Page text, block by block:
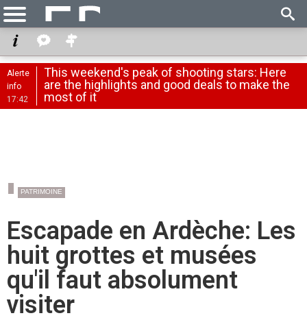
Alerte
info
17:42
This weekend's peak of shooting stars: Here
are the highlights and good deals to make the
most of it
PATRIMOINE
Escapade en Ardèche: Les
huit grottes et musées
qu'il faut absolument
visiter